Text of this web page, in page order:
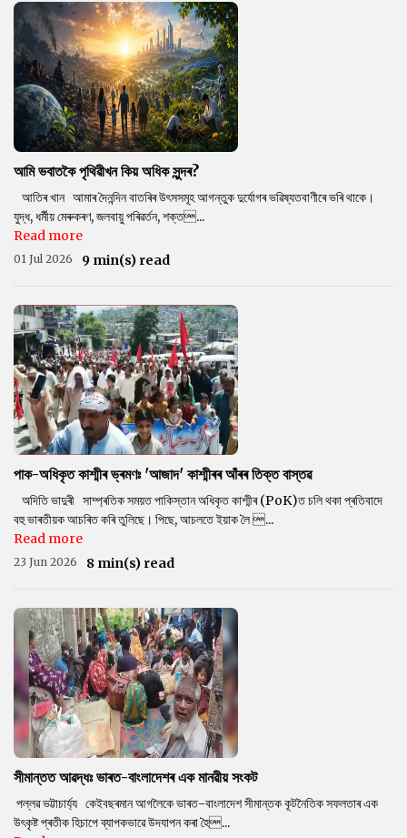
আমি ভবাতকৈ পৃথিৱীখন কিয় অধিক সুন্দৰ?
আতিৰ খান আমাৰ দৈনন্দিন বাতৰিৰ উৎসসমূহ আগন্তুক দুৰ্যোগৰ ভৱিষ্যতবাণীৰে ভৰি থাকে।
যুদ্ধ, ধৰ্মীয় মেৰুকৰণ, জলবায়ু পৰিৱৰ্তন, শক্ত...
Read more
01 Jul 2026 9 min(s) read
পাক-অধিকৃত কাশ্মীৰ ভ্ৰমণঃ 'আজাদ' কাশ্মীৰৰ আঁৰৰ তিক্ত বাস্তৱ
অদিতি ভাদুৰী সাম্প্ৰতিক সময়ত পাকিস্তান অধিকৃত কাশ্মীৰ (PoK)ত চলি থকা প্ৰতিবাদে
বহু ভাৰতীয়ক আচৰিত কৰি তুলিছে। পিছে, আচলতে ইয়াক লৈ ...
Read more
23 Jun 2026 8 min(s) read
সীমান্তত আৱদ্ধঃ ভাৰত-বাংলাদেশৰ এক মানৱীয় সংকট
পল্লৱ ভট্টাচাৰ্য্য কেইবছৰমান আগলৈকে ভাৰত-বাংলাদেশ সীমান্তক কূটনৈতিক সফলতাৰ এক
উৎকৃষ্ট প্ৰতীক হিচাপে ব্যাপকভাৱে উদযাপন কৰা হৈ...